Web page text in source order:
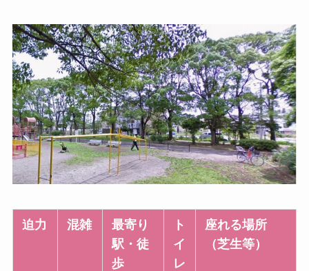
迫力 混雑
最寄り
駅・徒
歩
ト
イ
レ
座れる場所
（芝生等）